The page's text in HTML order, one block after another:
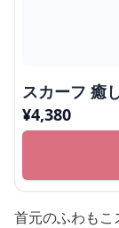
スカーフ 癒
¥4,380
首元のふわもこ